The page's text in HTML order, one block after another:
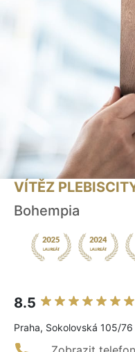
VÍTĚZ
Bohempia
8.5
Praha, Sokolovská 105/76